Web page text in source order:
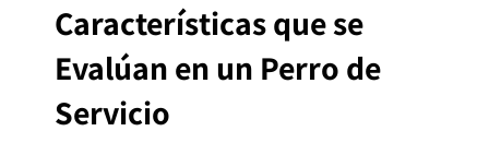
Características que se
Evalúan en un Perro de
Servicio